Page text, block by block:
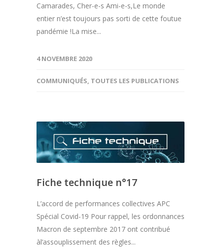
Camarades, Cher-e-s Ami-e-s,Le monde
entier n’est toujours pas sorti de cette foutue
pandémie !La mise...
4 NOVEMBRE 2020
COMMUNIQUÉS, TOUTES LES PUBLICATIONS
Fiche technique n°17
L’accord de performances collectives APC
Spécial Covid-19 Pour rappel, les ordonnances
Macron de septembre 2017 ont contribué
àl’assouplissement des règles...